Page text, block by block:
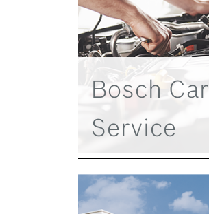
Bosch Car
Service